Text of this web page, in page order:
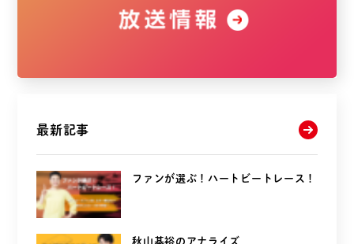
最新記事
ファンが選ぶ！ハートビートレース！
秋山基裕のアナライズ